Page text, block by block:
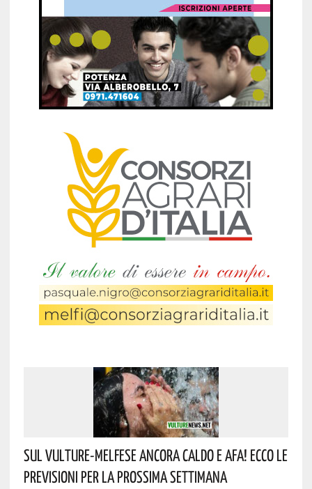
Sul Vulture-Melfese Ancora Caldo E Afa! Ecco Le
Previsioni Per La Prossima Settimana